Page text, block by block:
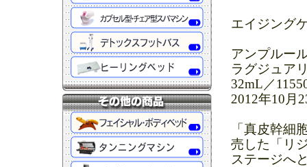
エイジング
アンプルー
ラグジュア
32mL／
2012年10月
「真皮幹細
売した「リ
ステージへ